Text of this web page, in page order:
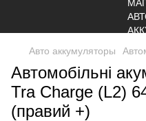
Авто аккумуляторы
Автомобільні
Tra Charge (L2)
(правий +)